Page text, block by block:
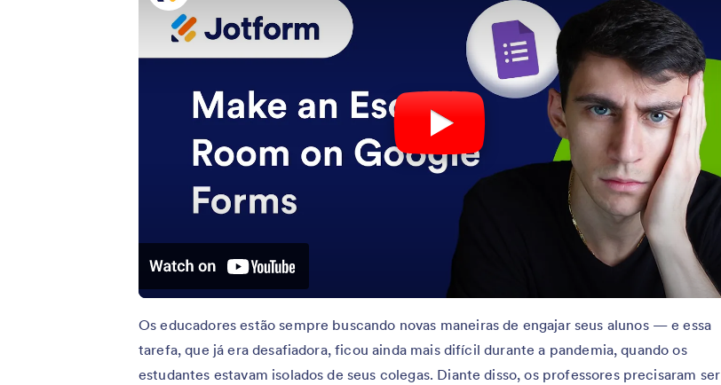
Os educadores estão sempre buscando novas maneiras de engajar seus alunos — e essa
tarefa, que já era desafiadora, ficou ainda mais difícil durante a pandemia, quando os
estudantes estavam isolados de seus colegas. Diante disso, os professores precisaram ser